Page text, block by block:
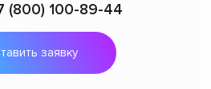
(800) 100-89-44
заявку